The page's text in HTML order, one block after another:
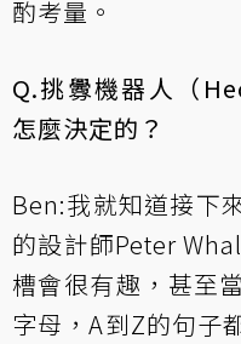
酌考量。
Q.挑釁機器人（
怎麼決定的？
Ben:我就知道接下
的設計師Peter
槽會很有趣，甚至
字母，A到Z的句子